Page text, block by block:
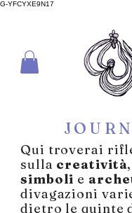
G-YFCYXE9N17
Qui troverai
sulla creatività,
simboli e
divagazioni
dietro le quinte